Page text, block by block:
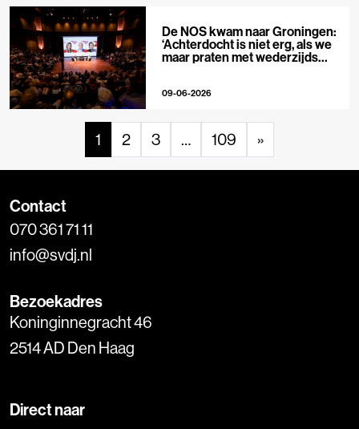
De NOS kwam naar Groningen:
‘Achterdocht is niet erg, als we
maar praten met wederzijds
09-06-2026
1 2 3 … 109 »
Contact
070 361 71 11
info@svdj.nl
Bezoekadres
Koninginnegracht 46
2514 AD Den Haag
Direct naar